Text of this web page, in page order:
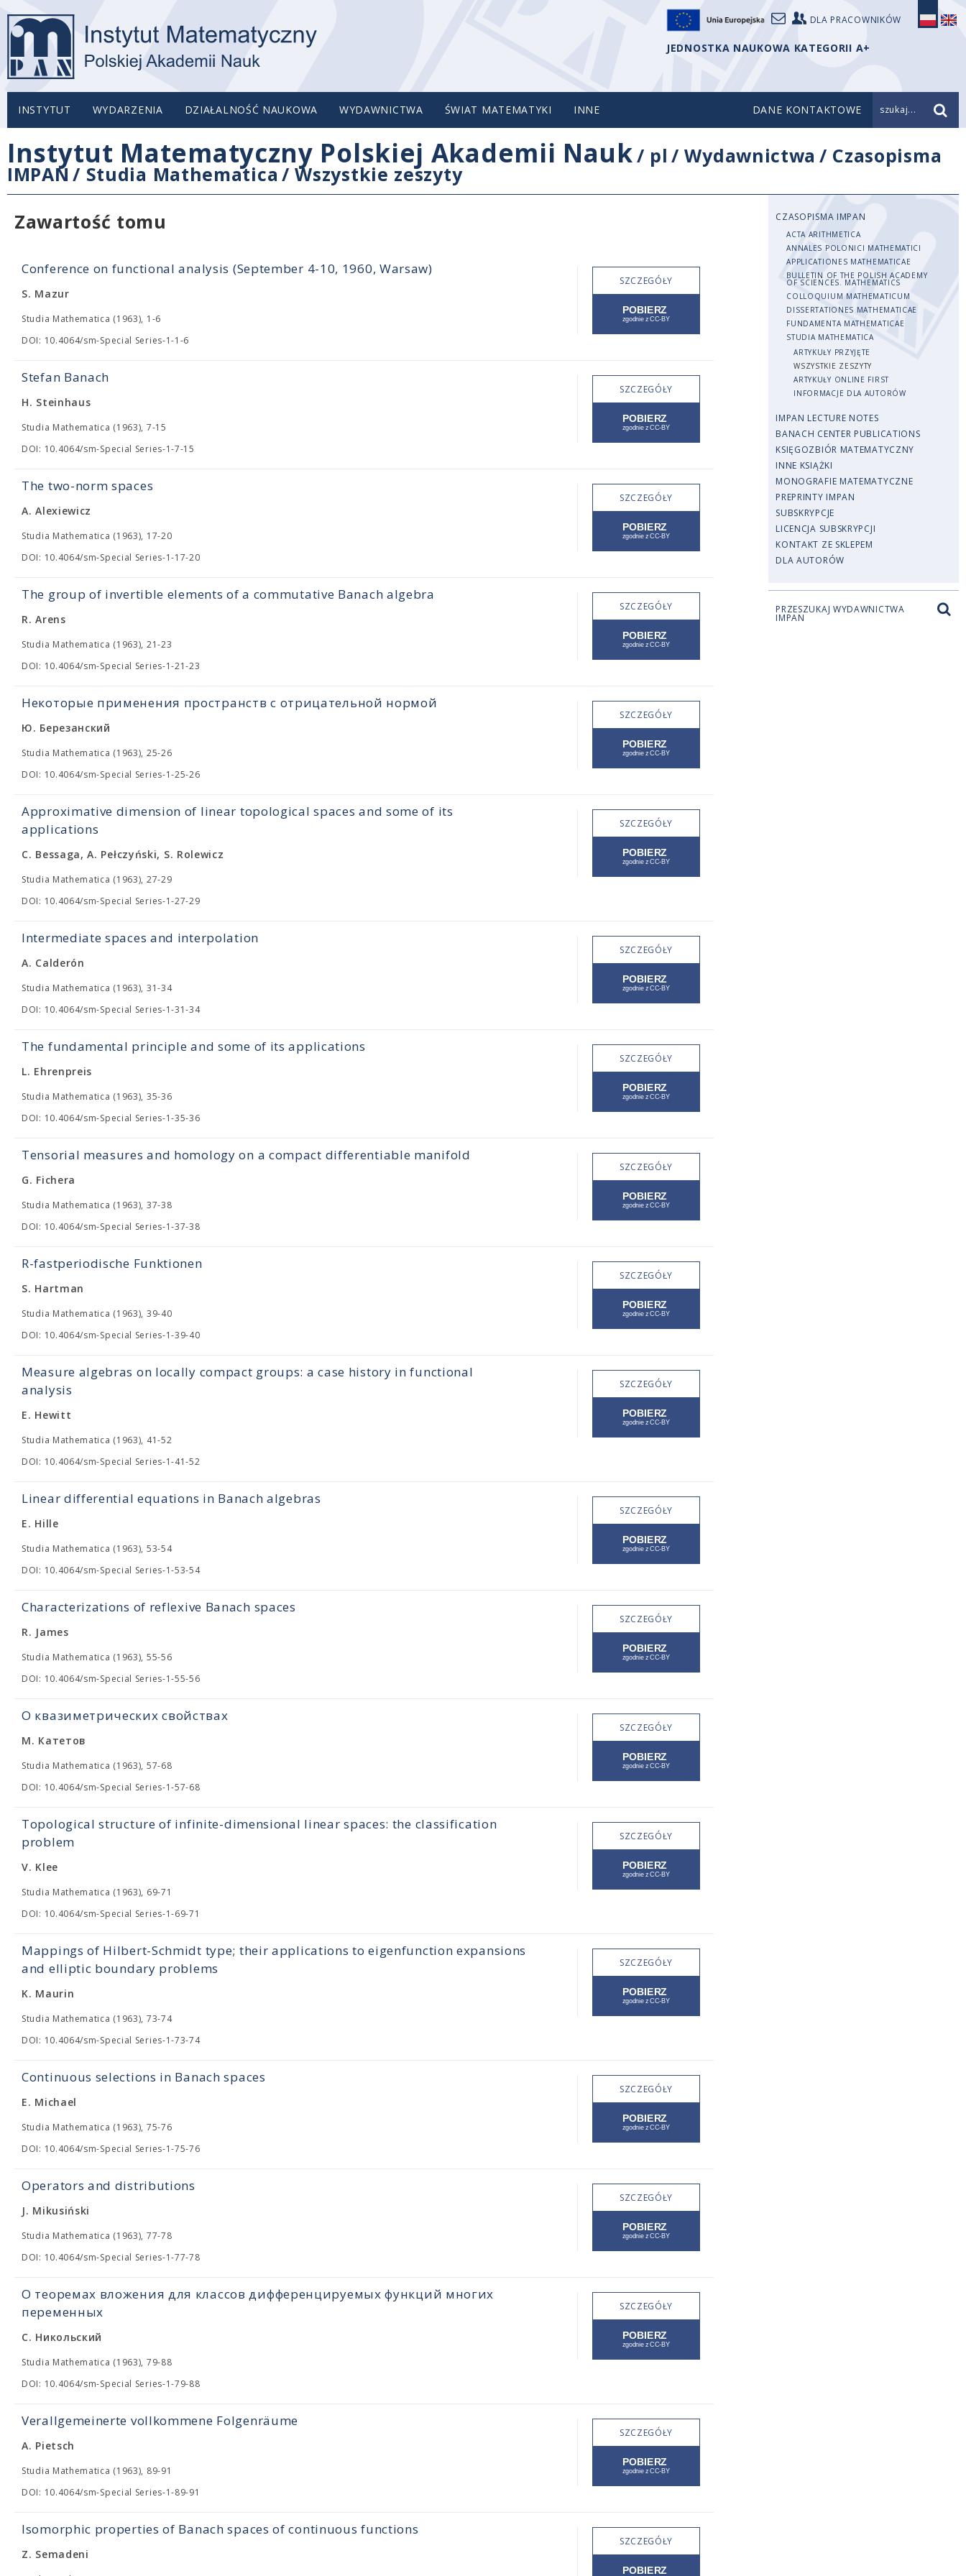
DLA PRACOWNIKÓW
JEDNOSTKA NAUKOWA KATEGORII A+
INSTYTUT WYDARZENIA DZIAŁALNOŚĆ NAUKOWA WYDAWNICTWA ŚWIAT MATEMATYKI INNE DANE KONTAKTOWE szukaj...
Instytut Matematyczny Polskiej Akademii Nauk/ pl /Wydawnictwa / Czasopisma
IMPAN / Studia Mathematica /Wszystkie zeszyty
Zawartość tomu
Conference on functional analysis (September 4-10, 1960, Warsaw)
S. Mazur
Studia Mathematica (1963), 1-6
DOI: 10.4064/sm-Special Series-1-1-6
SZCZEGÓŁY
Stefan Banach
H. Steinhaus
Studia Mathematica (1963), 7-15
DOI: 10.4064/sm-Special Series-1-7-15
SZCZEGÓŁY
The two-norm spaces
A. Alexiewicz
Studia Mathematica (1963), 17-20
DOI: 10.4064/sm-Special Series-1-17-20
SZCZEGÓŁY
The group of invertible elements of a commutative Banach algebra
R. Arens
Studia Mathematica (1963), 21-23
DOI: 10.4064/sm-Special Series-1-21-23
SZCZEGÓŁY
Некоторые применения пространств с отрицательной нормой
Ю. Березанский
Studia Mathematica (1963), 25-26
DOI: 10.4064/sm-Special Series-1-25-26
SZCZEGÓŁY
Approximative dimension of linear topological spaces and some of its
applications
C. Bessaga, A. Pełczyński, S. Rolewicz
Studia Mathematica (1963), 27-29
DOI: 10.4064/sm-Special Series-1-27-29
SZCZEGÓŁY
Intermediate spaces and interpolation
A. Calderón
Studia Mathematica (1963), 31-34
DOI: 10.4064/sm-Special Series-1-31-34
SZCZEGÓŁY
The fundamental principle and some of its applications
L. Ehrenpreis
Studia Mathematica (1963), 35-36
DOI: 10.4064/sm-Special Series-1-35-36
SZCZEGÓŁY
Tensorial measures and homology on a compact differentiable manifold
G. Fichera
Studia Mathematica (1963), 37-38
DOI: 10.4064/sm-Special Series-1-37-38
SZCZEGÓŁY
R-fastperiodische Funktionen
S. Hartman
Studia Mathematica (1963), 39-40
DOI: 10.4064/sm-Special Series-1-39-40
SZCZEGÓŁY
Measure algebras on locally compact groups: a case history in functional
analysis
E. Hewitt
Studia Mathematica (1963), 41-52
DOI: 10.4064/sm-Special Series-1-41-52
SZCZEGÓŁY
Linear differential equations in Banach algebras
E. Hille
Studia Mathematica (1963), 53-54
DOI: 10.4064/sm-Special Series-1-53-54
SZCZEGÓŁY
Characterizations of reflexive Banach spaces
R. James
Studia Mathematica (1963), 55-56
DOI: 10.4064/sm-Special Series-1-55-56
SZCZEGÓŁY
О квазиметрических свойствах
М. Катетов
Studia Mathematica (1963), 57-68
DOI: 10.4064/sm-Special Series-1-57-68
SZCZEGÓŁY
Topological structure of infinite-dimensional linear spaces: the classification
problem
V. Klee
Studia Mathematica (1963), 69-71
DOI: 10.4064/sm-Special Series-1-69-71
SZCZEGÓŁY
Mappings of Hilbert-Schmidt type; their applications to eigenfunction expansions
and elliptic boundary problems
K. Maurin
Studia Mathematica (1963), 73-74
DOI: 10.4064/sm-Special Series-1-73-74
SZCZEGÓŁY
Continuous selections in Banach spaces
E. Michael
Studia Mathematica (1963), 75-76
DOI: 10.4064/sm-Special Series-1-75-76
SZCZEGÓŁY
Operators and distributions
J. Mikusiński
Studia Mathematica (1963), 77-78
DOI: 10.4064/sm-Special Series-1-77-78
SZCZEGÓŁY
О теоремах вложения для классов дифференцируемых функций многих
переменных
С. Никольский
Studia Mathematica (1963), 79-88
DOI: 10.4064/sm-Special Series-1-79-88
SZCZEGÓŁY
Verallgemeinerte vollkommene Folgenräume
A. Pietsch
Studia Mathematica (1963), 89-91
DOI: 10.4064/sm-Special Series-1-89-91
SZCZEGÓŁY
Isomorphic properties of Banach spaces of continuous functions
Z. Semadeni
SZCZEGÓŁY
CZASOPISMA IMPAN
ACTA ARITHMETICA
ANNALES POLONICI MATHEMATICI
APPLICATIONES MATHEMATICAE
BULLETIN OF THE POLISH ACADEMY
OF SCIENCES. MATHEMATICS
COLLOQUIUM MATHEMATICUM
DISSERTATIONES MATHEMATICAE
FUNDAMENTA MATHEMATICAE
STUDIA MATHEMATICA
ARTYKUŁY PRZYJĘTE
WSZYSTKIE ZESZYTY
ARTYKUŁY ONLINE FIRST
INFORMACJE DLA AUTORÓW
IMPAN LECTURE NOTES
BANACH CENTER PUBLICATIONS
KSIĘGOZBIÓR MATEMATYCZNY
INNE KSIĄŻKI
MONOGRAFIE MATEMATYCZNE
PREPRINTY IMPAN
SUBSKRYPCJE
LICENCJA SUBSKRYPCJI
KONTAKT ZE SKLEPEM
DLA AUTORÓW
PRZESZUKAJ WYDAWNICTWA
IMPAN